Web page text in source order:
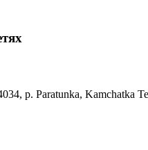
p. Paratunka, Kamchatka